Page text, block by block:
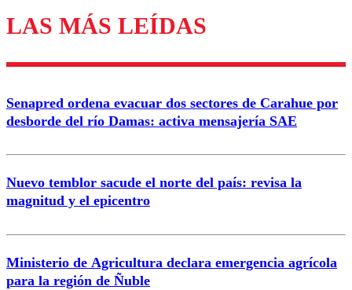
LAS MÁS LEÍDAS
Senapred ordena evacuar dos sectores de Carahue por
desborde del río Damas: activa mensajería SAE
Nuevo temblor sacude el norte del país: revisa la
magnitud y el epicentro
Ministerio de Agricultura declara emergencia agrícola
para la región de Ñuble